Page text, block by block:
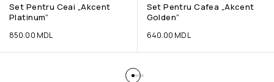
Set Pentru Ceai „Akcent
Platinum”
850.00 MDL
Set Pentru Cafea „Akcent
Golden”
640.00 MDL